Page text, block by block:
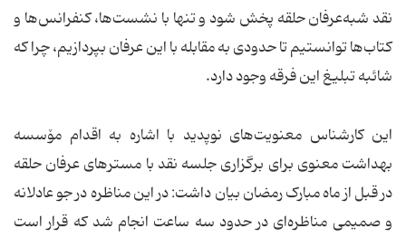
نقد شبه‌عرفان حلقه پخش شود و تنها با نشست‌ها، ‌کنفرانس‌ها و
کتاب‌ها توانستیم تا حدودی به مقابله با این عرفان بپردازیم، چرا که
شائبه تبلیغ این فرقه وجود دارد.
این کارشناس معنویت‌های نوپدید با اشاره به اقدام مۆسسه
بهداشت معنوی برای برگزاری جلسه نقد با مسترهای عرفان حلقه
در قبل از ماه مبارک رمضان بیان داشت: در این مناظره در جو عادلانه
و صمیمی مناظره‌ای در حدود سه ساعت انجام شد که قرار است